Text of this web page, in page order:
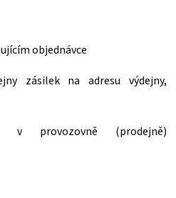
objednávce
zásilek na adresu výdejny,
v provozovně (prodejně)